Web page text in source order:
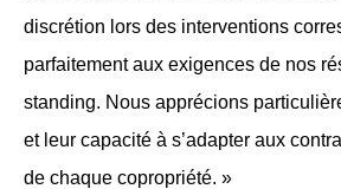
discrétion lors des interventions
parfaitement aux exigences de nos
standing. Nous apprécions
et leur capacité à s’adapter aux
de chaque copropriété. »